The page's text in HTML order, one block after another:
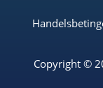
Copyright ©